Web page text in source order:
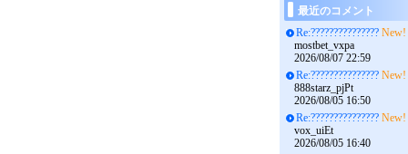
最近のコメント
Re:??????????????? New!
mostbet_vxpa
2026/08/07 22:59
Re:??????????????? New!
888starz_pjPt
2026/08/05 16:50
Re:??????????????? New!
vox_uiEt
2026/08/05 16:40